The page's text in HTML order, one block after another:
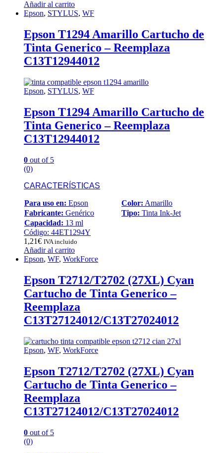
Añadir al carrito
Epson, STYLUS, WF
Epson T1294 Amarillo Cartucho de
Tinta Generico – Reemplaza
C13T12944012
Epson, STYLUS, WF
Epson T1294 Amarillo Cartucho de
Tinta Generico – Reemplaza
C13T12944012
0 out of 5
(0)
CARACTERÍSTICAS
Para uso en: Epson Color: Amarillo
Fabricante: Genérico Tipo: Tinta Ink-Jet
Capacidad: 13 ml
Código: 44ET1294Y
1,21€ IVA incluido
Añadir al carrito
Epson, WF, WorkForce
Epson T2712/T2702 (27XL) Cyan
Cartucho de Tinta Generico –
Reemplaza
C13T27124012/C13T27024012
Epson, WF, WorkForce
Epson T2712/T2702 (27XL) Cyan
Cartucho de Tinta Generico –
Reemplaza
C13T27124012/C13T27024012
0 out of 5
(0)